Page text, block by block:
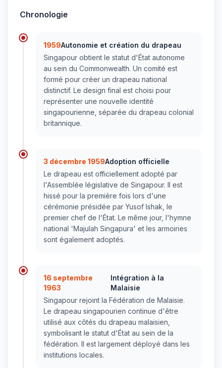
Chronologie
1959Autonomie et création du drapeau
Singapour obtient le statut d'État autonome
au sein du Commonwealth. Un comité est
formé pour créer un drapeau national
distinctif. Le design final est choisi pour
représenter une nouvelle identité
singapourienne, séparée du drapeau colonial
britannique.
3 décembre 1959Adoption officielle
Le drapeau est officiellement adopté par
l'Assemblée législative de Singapour. Il est
hissé pour la première fois lors d'une
cérémonie présidée par Yusof Ishak, le
premier chef de l'État. Le même jour, l'hymne
national 'Majulah Singapura' et les armoiries
sont également adoptés.
16 septembre
1963
Intégration à la
Malaisie
Singapour rejoint la Fédération de Malaisie.
Le drapeau singapourien continue d'être
utilisé aux côtés du drapeau malaisien,
symbolisant le statut d'État au sein de la
fédération. Il est largement déployé dans les
institutions locales.